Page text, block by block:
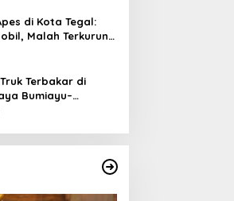
di Kota Tegal:
Malah Terkurung
Dalamnya
Terbakar di
Bumiayu–
Diduga Akibat